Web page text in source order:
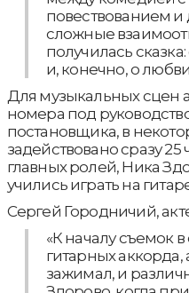
повествованием
сложные
получилась
и, конечно, о
Для музыкальных сцен
номера под
постановщика, в
задействовано сразу
главных ролей, Ника
учились играть на
Сергей Городничий,
«К началу съемок
гитарных
зажимал, и